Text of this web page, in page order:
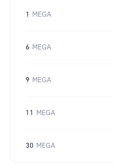
1 MEGA
6 MEGA
9 MEGA
11 MEGA
30 MEGA